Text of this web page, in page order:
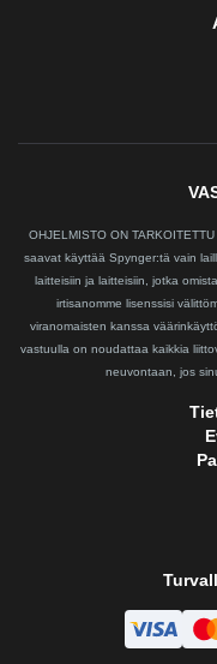
OHJELMISTO ON
saavat käyttää Spynger:tä vain
laitteisiin ja laitteisiin, jotka
irtisanomme lisenssisi
viranomaisten kanssa
vastuulla on noudattaa kaikkia
neuvontaan, jos